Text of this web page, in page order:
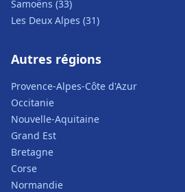
Samoëns (33)
Les Deux Alpes (31)
Autres régions
Provence-Alpes-Côte d'Azur
Occitanie
Nouvelle-Aquitaine
Grand Est
Bretagne
Corse
Normandie